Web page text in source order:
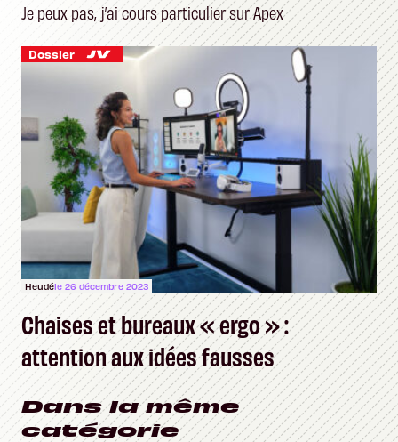
Je peux pas, j’ai cours particulier sur Apex
Dossier
Heudéle 26 décembre 2023
Chaises et bureaux « ergo » :
attention aux idées fausses
Dans la même
catégorie